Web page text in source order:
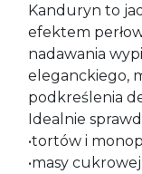
Kanduryn to
efektem
nadawania
eleganckiego,
podkreślenia
Idealnie
•tortów i
•masy